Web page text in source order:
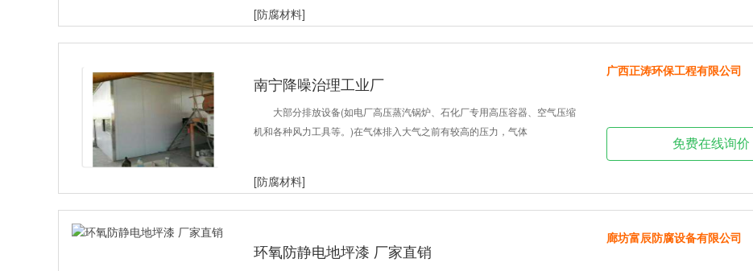
[防腐材料]
南宁降噪治理工业厂
大部分排放设备(如电厂高压蒸汽锅炉、石化厂专用高压容器、空气压缩
机和各种风力工具等。)在气体排入大气之前有较高的压力，气体
[防腐材料]
广西正涛环保工程有限公司
免费在线询价
环氧防静电地坪漆 厂家直销
廊坊富辰防腐设备有限公司